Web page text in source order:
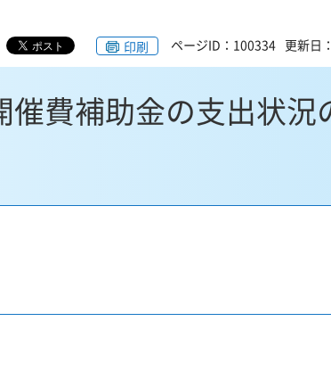
印刷 ページID：100334 更新日
費補助金の支出状況